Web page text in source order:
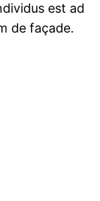
est ad
de façade.